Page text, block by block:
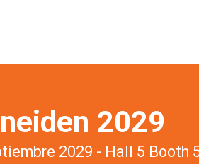
2029
2029 - Hall 5 Booth